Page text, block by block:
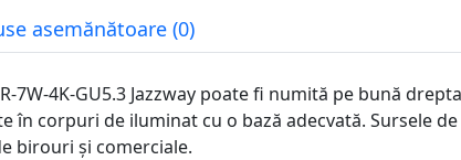
asemănătoare (0)
7W-4K-GU5.3 Jazzway poate fi numită pe bună
în corpuri de iluminat cu o bază adecvată. Sursele
birouri și comerciale.